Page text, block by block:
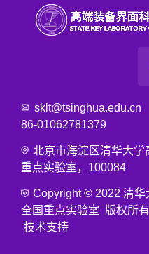
86-01062781379
北京市海淀区清华大学
重点实验室，100084
Copyright © 2022 清华
全国重点实验室 版权所
技术支持